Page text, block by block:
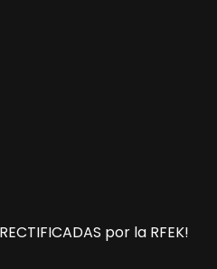
por la RFEK!